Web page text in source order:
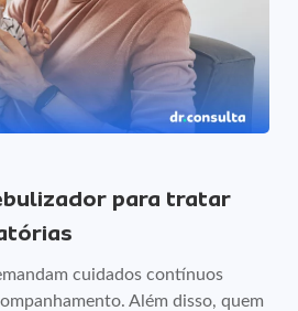
para tratar
cuidados contínuos
Além disso, quem